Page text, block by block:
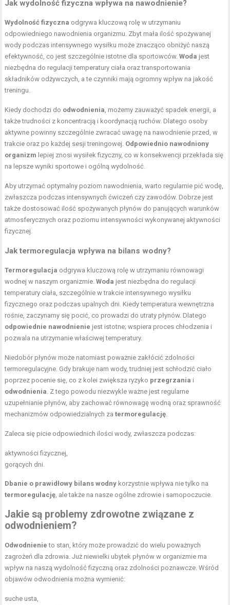
Jak wydolność fizyczna wpływa na nawodnienie?
Wydolność fizyczna odgrywa kluczową rolę w utrzymaniu
odpowiedniego nawodnienia organizmu. Zbyt mała ilość spożywanej
wody podczas intensywnego wysiłku może znacząco obniżyć naszą
efektywność, co jest szczególnie istotne dla sportowców.Woda jest
niezbędna do regulacji temperatury ciała oraz transportowania
składników odżywczych, a te czynniki mają ogromny wpływ na jakość
treningu.
Kiedy dochodzi do odwodnienia , możemy zauważyć spadek energii, a
także trudności z koncentracją i koordynacją ruchów. Dlatego osoby
aktywne powinny szczególnie zwracać uwagę na nawodnienie przed, w
trakcie oraz po każdej sesji treningowej. Odpowiednio nawodniony
organizm lepiej znosi wysiłek fizyczny, co w konsekwencji przekłada się
na lepsze wyniki sportowe i ogólną wydolność.
Aby utrzymać optymalny poziom nawodnienia, warto regularnie pić wodę,
zwłaszcza podczas intensywnych ćwiczeń czy zawodów. Dobrze jest
także dostosować ilość spożywanych płynów do panujących warunków
atmosferycznych oraz poziomu intensywności wykonywanej aktywności
fizycznej.
Jak termoregulacja wpływa na bilans wodny?
Termoregulacja odgrywa kluczową rolę w utrzymaniu równowagi
wodnej w naszym organizmie.Woda jest niezbędna do regulacji
temperatury ciała, szczególnie w trakcie intensywnego wysiłku
fizycznego oraz podczas upalnych dni. Kiedy temperatura wewnętrzna
rośnie, zaczynamy się pocić, co prowadzi do utraty płynów. Dlatego
odpowiednie nawodnienie jest istotne; wspiera proces chłodzenia i
pozwala na utrzymanie właściwej temperatury.
Niedobór płynów może natomiast poważnie zakłócić zdolności
termoregulacyjne. Gdy brakuje nam wody, trudniej jest schłodzić ciało
poprzez pocenie się, co z kolei zwiększa ryzyko przegrzania i
odwodnienia . Z tego powodu niezwykle ważne jest regularne
uzupełnianie płynów, aby zachować równowagę wodną oraz sprawność
mechanizmów odpowiedzialnych zatermoregulację
Zaleca się picie odpowiednich ilości wody, zwłaszcza podczas:
aktywności fizycznej,
gorących dni.
Dbanie o prawidłowy bilans wodny korzystnie wpływa nie tylko na
termoregulację , ale także na nasze ogólne zdrowie i samopoczucie.
Jakie są problemy zdrowotne związane z
odwodnieniem?
Odwodnienie to stan, który może prowadzić do wielu poważnych
zagrożeń dla zdrowia. Już niewielki ubytek płynów w organizmie ma
wpływ na naszą wydolność fizyczną oraz zdolności poznawcze. Wśród
objawów odwodnienia można wymienić:
suche usta,